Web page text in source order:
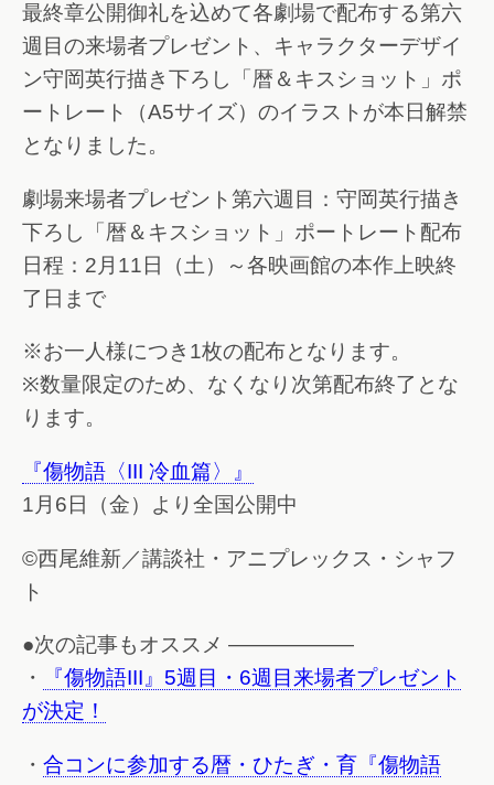
最終章公開御礼を込めて各劇場で配布する第六
週目の来場者プレゼント、キャラクターデザイ
ン守岡英行描き下ろし「暦＆キスショット」ポ
ートレート（A5サイズ）のイラストが本日解禁
となりました。
劇場来場者プレゼント第六週目：守岡英行描き
下ろし「暦＆キスショット」ポートレート配布
日程：2月11日（土）～各映画館の本作上映終
了日まで
※お一人様につき1枚の配布となります。
※数量限定のため、なくなり次第配布終了とな
ります。
『傷物語〈III 冷血篇〉』
1月6日（金）より全国公開中
©西尾維新／講談社・アニプレックス・シャフ
ト
●次の記事もオススメ ——————
・
『傷物語III』5週目・6週目来場者プレゼント
が決定！
・ 合コンに参加する暦・ひたぎ・育『傷物語